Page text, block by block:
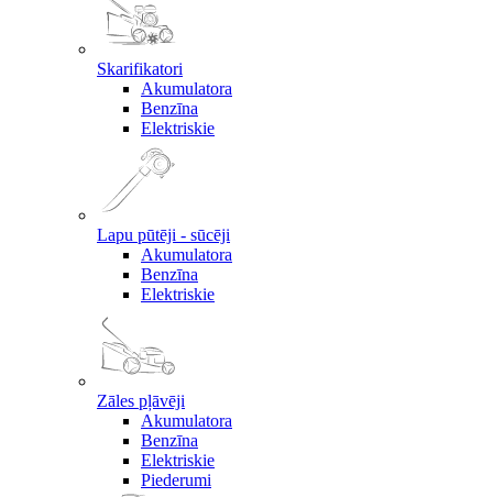
Skarifikatori
Akumulatora
Benzīna
Elektriskie
Lapu pūtēji - sūcēji
Akumulatora
Benzīna
Elektriskie
Zāles pļāvēji
Akumulatora
Benzīna
Elektriskie
Piederumi